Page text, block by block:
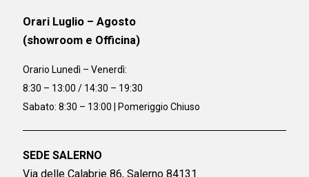
Orari Luglio – Agosto
(showroom e Officina)
Orario Lunedì – Venerdì:
8:30 – 13:00 / 14:30 – 19:30
Sabato: 8:30 – 13:00 | Pomeriggio Chiuso
SEDE SALERNO
Via delle Calabrie 86, Salerno 84131